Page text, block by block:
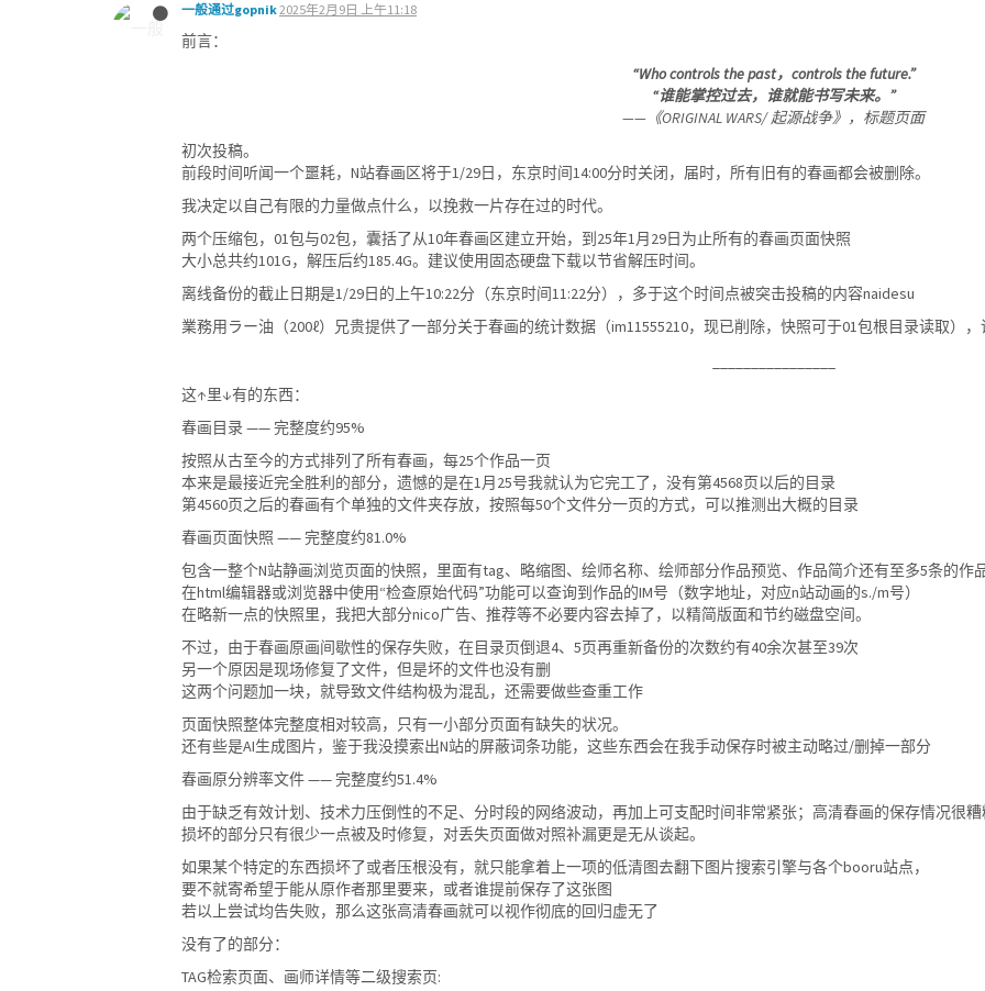
一般通过gopnik2025年2月9日 上午11:18
前言：
“Who controls the past，controls the future.”
“谁能掌控过去，谁就能书写未来。”
——《ORIGINAL WARS/ 起源战争》，标题页面
初次投稿。
前段时间听闻一个噩耗，N站春画区将于1/29日，东京时间14:00分时关闭，届时，所有旧有的春画都会被删除。
我决定以自己有限的力量做点什么，以挽救一片存在过的时代。
两个压缩包，01包与02包，囊括了从10年春画区建立开始，到25年1月29日为止所有的春画页面快照
大小总共约101G，解压后约185.4G。建议使用固态硬盘下载以节省解压时间。
离线备份的截止日期是1/29日的上午10:22分（东京时间11:22分），多于这个时间点被突击投稿的内容naidesu
業務用ラー油（200ℓ）兄贵提供了一部分关于春画的统计数据（im11555210，现已削除，快照可于01包根目录读取），
这↑里↓有的东西：
春画目录 —— 完整度约95%
按照从古至今的方式排列了所有春画，每25个作品一页
本来是最接近完全胜利的部分，遗憾的是在1月25号我就认为它完工了，没有第4568页以后的目录
第4560页之后的春画有个单独的文件夹存放，按照每50个文件分一页的方式，可以推测出大概的目录
春画页面快照 —— 完整度约81.0%
包含一整个N站静画浏览页面的快照，里面有tag、略缩图、绘师名称、绘师部分作品预览、作品简介还有至多5条的作
在html编辑器或浏览器中使用“检查原始代码”功能可以查询到作品的IM号（数字地址，对应n站动画的s./m号）
在略新一点的快照里，我把大部分nico广告、推荐等不必要内容去掉了，以精简版面和节约磁盘空间。
不过，由于春画原画间歇性的保存失败，在目录页倒退4、5页再重新备份的次数约有40余次甚至39次
另一个原因是现场修复了文件，但是坏的文件也没有删
这两个问题加一块，就导致文件结构极为混乱，还需要做些查重工作
页面快照整体完整度相对较高，只有一小部分页面有缺失的状况。
还有些是AI生成图片，鉴于我没摸索出N站的屏蔽词条功能，这些东西会在我手动保存时被主动略过/删掉一部分
春画原分辨率文件 —— 完整度约51.4%
由于缺乏有效计划、技术力压倒性的不足、分时段的网络波动，再加上可支配时间非常紧张；高清春画的保存情况很糟
损坏的部分只有很少一点被及时修复，对丢失页面做对照补漏更是无从谈起。
如果某个特定的东西损坏了或者压根没有，就只能拿着上一项的低清图去翻下图片搜索引擎与各个booru站点，
要不就寄希望于能从原作者那里要来，或者谁提前保存了这张图
若以上尝试均告失败，那么这张高清春画就可以视作彻底的回归虚无了
没有了的部分：
TAG检索页面、画师详情等二级搜索页: